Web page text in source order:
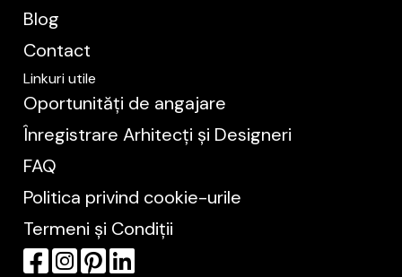
Blog
Contact
Linkuri utile
Oportunități de angajare
Înregistrare Arhitecți și Designeri
FAQ
Politica privind cookie-urile
Termeni și Condiții